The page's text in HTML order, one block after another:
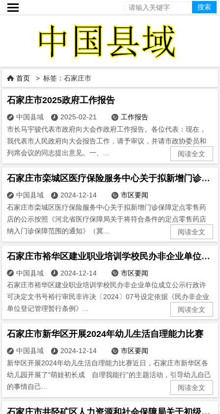

 首页 > 标签：石家庄市
石家庄市2025政府工作报告
 中国县域  2025-02-21  工作报告
市长马宇骏代表市政府向大会作政府工作报告。各位代表：现在，
我代表市人民政府向大会报告工作，请予审议，并请市政协委员和
列席会议的同志提出意见。一、...
阅读全文
石家庄市栾城区医疗保险服务中心关于拟新增门诊保障定点零售药店的公示
 中国县域  2024-12-14  市区要闻
石家庄市栾城区医疗保险服务中心关于拟新增门诊保障定点零售药
店的公示按照《河北省医疗保障局关于将符合条件的定点零售药店
纳入门诊保障范围的通知》（冀...
阅读全文
石家庄市裕华区建业职业培训学校民办非企业单位成立公示
 中国县域  2024-12-14  市区要闻
石家庄市裕华区建业职业培训学校民办非企业单位成立公示行政许
可决定文书号裕行审民非许决〔2024〕07号设定依据《民办非企业
单位登记管理暂行条例》...
阅读全文
石家庄市新华区开展2024年幼儿生活自理能力比赛
 中国县域  2024-12-14  市区要闻
新华区开展2024年幼儿生活自理能力比赛近日，石家庄市新华区各
幼儿园开展了“萌娃初长成 自理我能行”的主题活动，引导幼儿自己
的事情自己...
阅读全文